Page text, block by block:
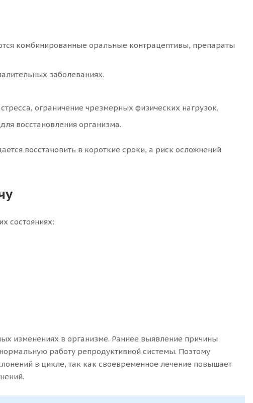
комбинированные оральные контрацептивы, препараты
заболеваниях.
ограничение чрезмерных физических нагрузок.
восстановления организма.
восстановить в короткие сроки, а риск осложнений
состояниях:
изменениях в организме. Раннее выявление причины
работу репродуктивной системы. Поэтому
в цикле, так как своевременное лечение повышает